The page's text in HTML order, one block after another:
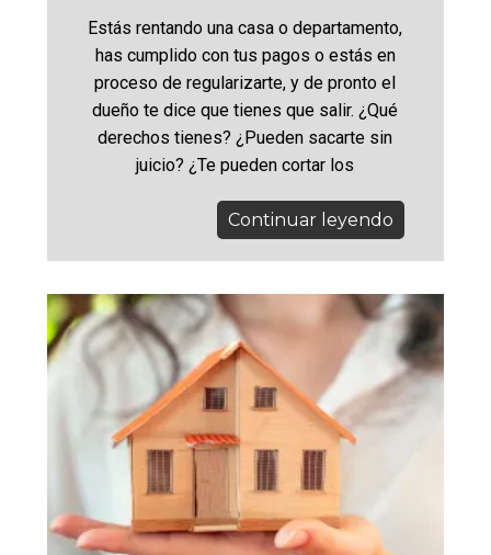
Estás rentando una casa o departamento,
has cumplido con tus pagos o estás en
proceso de regularizarte, y de pronto el
dueño te dice que tienes que salir. ¿Qué
derechos tienes? ¿Pueden sacarte sin
juicio? ¿Te pueden cortar los
Continuar leyendo